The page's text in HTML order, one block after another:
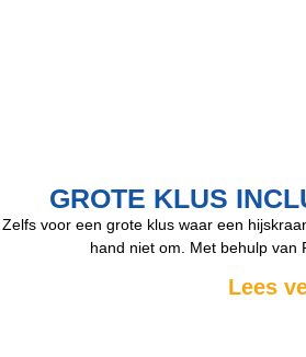
GROTE KLUS
Zelfs voor een grote klus waar een
hand niet om. Met behulp van
Lees